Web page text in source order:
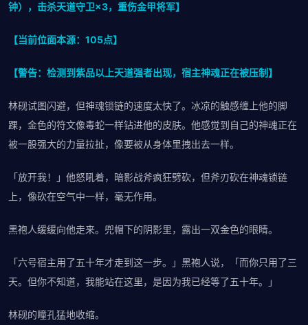
钟），击杀天道守卫×3，重伤金甲将军】
【当前位面本源：105点】
【警告：检测到紫品以上天道强者出现，宿主神魂正在被压制】
林砚试图闪避，但神魂锁链的速度太快了。冰凉的触感缠上他的脚
踝，金色的符文像毒蛇一样钻进他的皮肤。他感觉到自己的神魂正在
被一股强大的力量拉扯，像要被从身体里拽出去一样。
「放开我！」他怒吼着，暗影战斧疯狂劈砍，但斧刃砍在神魂锁链
上，像砍在空气中一样，毫无作用。
黑袍人缓缓向他走来。兜帽下的阴影里，露出一双金色的眼睛。
「六号宿主用了五十年才走到这一步。」黑袍人说，「而你只用了三
天。但你不知道，我能站在这里，是因为我已经等了五十年。」
林砚的瞳孔猛地收缩。